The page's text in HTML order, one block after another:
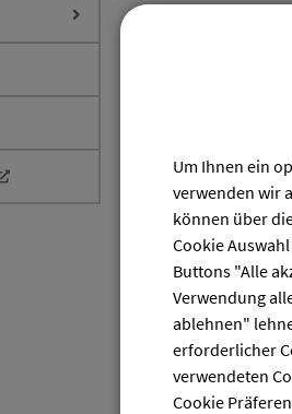
ONLINE-
Um Ihnen ein
verwenden wir
können über
Cookie
Buttons "Alle
Verwendung
ablehnen"
erforderlicher
verwendeten
Cookie